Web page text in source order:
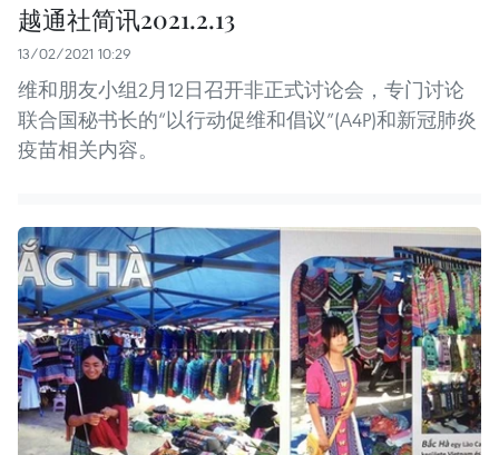
越通社简讯2021.2.13
13/02/2021 10:29
维和朋友小组2月12日召开非正式讨论会，专门讨论
联合国秘书长的“以行动促维和倡议”(A4P)和新冠肺炎
疫苗相关内容。